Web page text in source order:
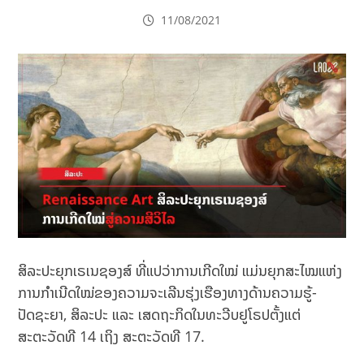
11/08/2021
ສິລະປະຍຸກເຣເນຊອງສ໌ ທີ່ແປວ່າການເກີດໃໝ່ ແມ່ນຍຸກສະໄໝແຫ່ງ
ການກຳເນີດໃໝ່ຂອງຄວາມຈະເລີນຮຸ່ງເຮືອງທາງດ້ານຄວາມຮູ້-
ປັດຊະຍາ, ສິລະປະ ແລະ ເສດຖະກິດໃນທະວີບຢູໂຣປຕັ້ງແຕ່
ສະຕະວັດທີ 14 ເຖິງ ສະຕະວັດທີ 17.